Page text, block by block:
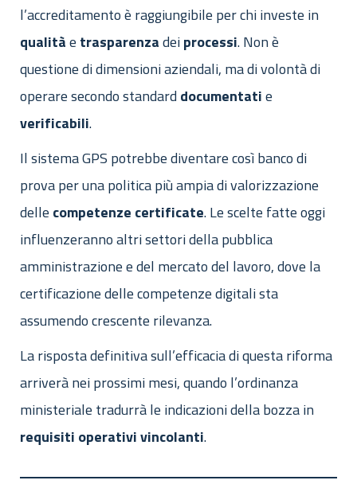
l’accreditamento è raggiungibile per chi investe in
qualitàe trasparenzadeiprocessi. Non è
questione di dimensioni aziendali, ma di volontà di
operare secondo standard documentatie
verificabili.
Il sistema GPS potrebbe diventare così banco di
prova per una politica più ampia di valorizzazione
delle competenze certificate. Le scelte fatte oggi
influenzeranno altri settori della pubblica
amministrazione e del mercato del lavoro, dove la
certificazione delle competenze digitali sta
assumendo crescente rilevanza.
La risposta definitiva sull’efficacia di questa riforma
arriverà nei prossimi mesi, quando l’ordinanza
ministeriale tradurrà le indicazioni della bozza in
requisiti operativivincolanti.